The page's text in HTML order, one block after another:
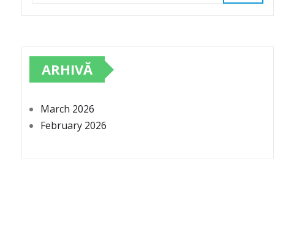
ARHIVĂ
March 2026
February 2026